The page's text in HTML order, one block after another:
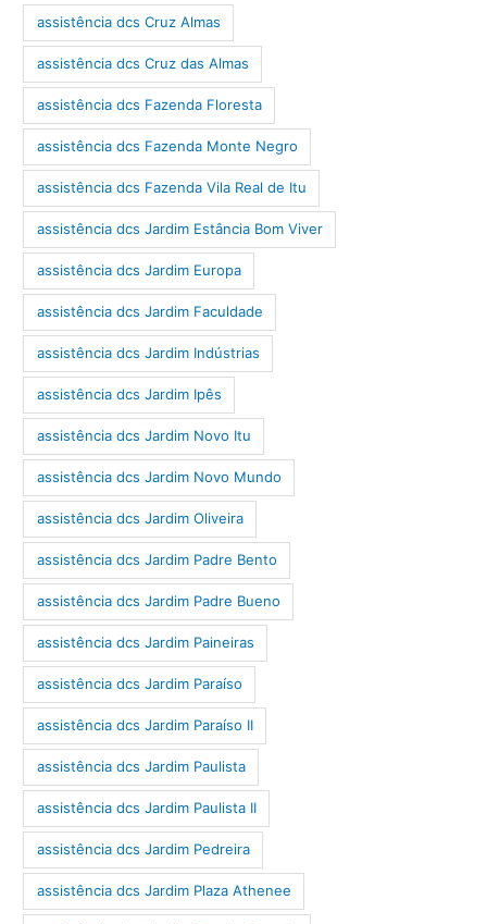
assistência dcs Cruz Almas
assistência dcs Cruz das Almas
assistência dcs Fazenda Floresta
assistência dcs Fazenda Monte Negro
assistência dcs Fazenda Vila Real de Itu
assistência dcs Jardim Estância Bom Viver
assistência dcs Jardim Europa
assistência dcs Jardim Faculdade
assistência dcs Jardim Indústrias
assistência dcs Jardim Ipês
assistência dcs Jardim Novo Itu
assistência dcs Jardim Novo Mundo
assistência dcs Jardim Oliveira
assistência dcs Jardim Padre Bento
assistência dcs Jardim Padre Bueno
assistência dcs Jardim Paineiras
assistência dcs Jardim Paraíso
assistência dcs Jardim Paraíso II
assistência dcs Jardim Paulista
assistência dcs Jardim Paulista II
assistência dcs Jardim Pedreira
assistência dcs Jardim Plaza Athenee